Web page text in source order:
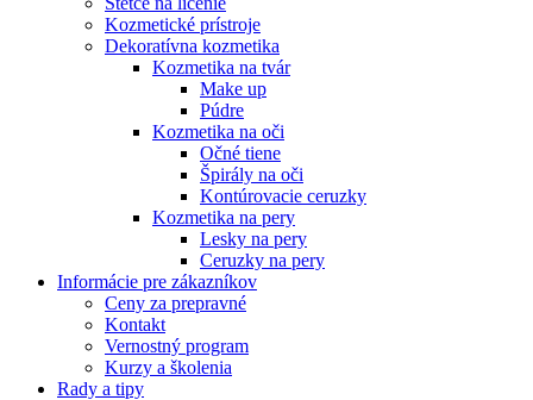
Kozmetické prístroje
Dekoratívna kozmetika
Kozmetika na tvár
Make up
Púdre
Kozmetika na oči
Očné tiene
Špirály na oči
Kontúrovacie ceruzky
Kozmetika na pery
Lesky na pery
Ceruzky na pery
Informácie pre zákazníkov
Ceny za prepravné
Kontakt
Vernostný program
Kurzy a školenia
Rady a tipy